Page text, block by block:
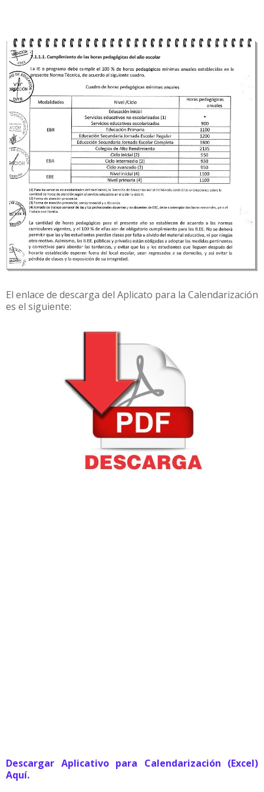
El enlace de descarga del Aplicato para la Calendarización
es el siguiente:
Descargar Aplicativo para Calendarización (Excel)
Aquí.